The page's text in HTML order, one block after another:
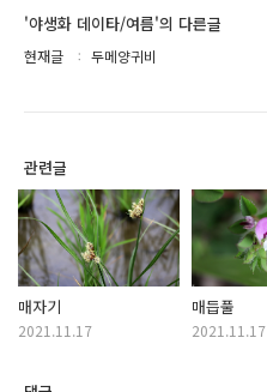
'야생화 데이타/여름'의 다른글
현재글 두메양귀비
관련글
매자기
2021.11.17
매듭풀
2021.11.17